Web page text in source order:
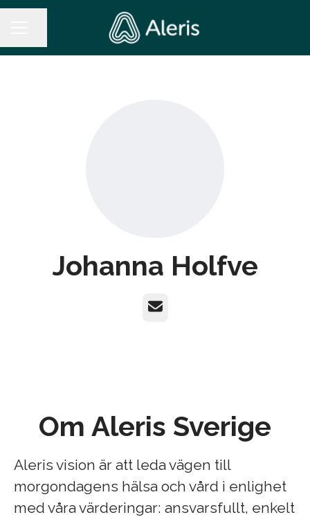
Johanna Holfve
E-post
Om Aleris Sverige
Aleris vision är att leda vägen till
morgondagens hälsa och vård i enlighet
med våra värderingar: ansvarsfullt, enkelt